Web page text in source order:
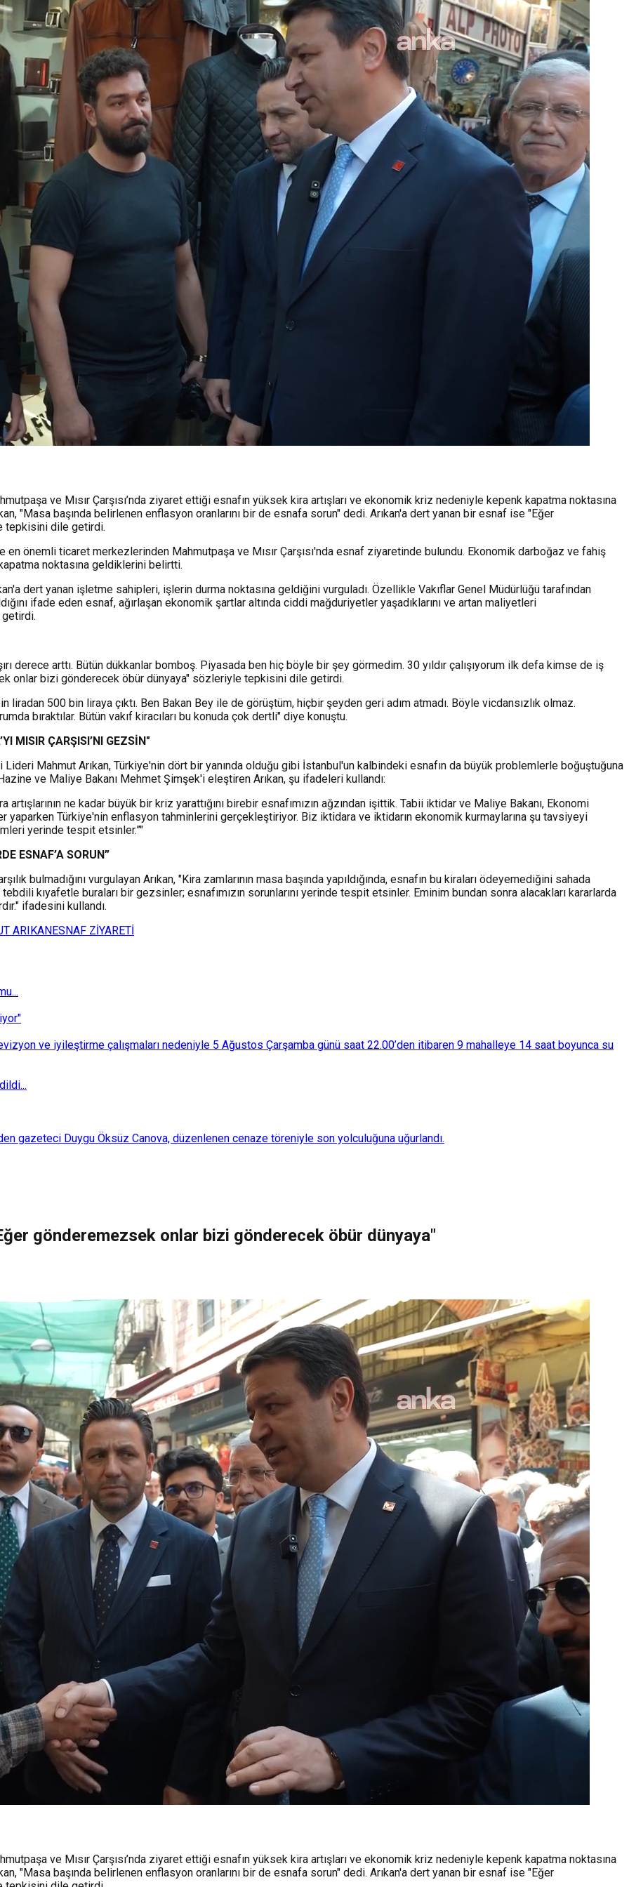
ve Mısır Çarşısı’nda ziyaret ettiği esnafın yüksek kira artışları ve ekonomik kriz nedeniyle kepenk kapatma noktasına
"Masa başında belirlenen enflasyon oranlarını bir de esnafa sorun" dedi. Arıkan'a dert yanan bir esnaf ise "Eğer
tepkisini dile getirdi.
en önemli ticaret merkezlerinden Mahmutpaşa ve Mısır Çarşısı'nda esnaf ziyaretinde bulundu. Ekonomik darboğaz ve fahiş
noktasına geldiklerini belirtti.
dert yanan işletme sahipleri, işlerin durma noktasına geldiğini vurguladı. Özellikle Vakıflar Genel Müdürlüğü tarafından
ifade eden esnaf, ağırlaşan ekonomik şartlar altında ciddi mağduriyetler yaşadıklarını ve artan maliyetleri
getirdi.
derece arttı. Bütün dükkanlar bomboş. Piyasada ben hiç böyle bir şey görmedim. 30 yıldır çalışıyorum ilk defa kimse de iş
onlar bizi gönderecek öbür dünyaya" sözleriyle tepkisini dile getirdi.
500 bin liraya çıktı. Ben Bakan Bey ile de görüştüm, hiçbir şeyden geri adım atmadı. Böyle vicdansızlık olmaz.
bıraktılar. Bütün vakıf kiracıları bu konuda çok dertli" diye konuştu.
MISIR ÇARŞISI’NI GEZSİN"
Mahmut Arıkan, Türkiye'nin dört bir yanında olduğu gibi İstanbul'un kalbindeki esnafın da büyük problemlerle boğuştuğuna
ve Maliye Bakanı Mehmet Şimşek'i eleştiren Arıkan, şu ifadeleri kullandı:
ne kadar büyük bir kriz yarattığını birebir esnafımızın ağzından işittik. Tabii iktidar ve Maliye Bakanı, Ekonomi
Türkiye'nin enflasyon tahminlerini gerçekleştiriyor. Biz iktidara ve iktidarın ekonomik kurmaylarına şu tavsiyeyi
yerinde tespit etsinler.”"
ESNAF’A SORUN”
bulmadığını vurgulayan Arıkan, "Kira zamlarının masa başında yapıldığında, esnafın bu kiraları ödeyemediğini sahada
kıyafetle buraları bir gezsinler; esnafımızın sorunlarını yerinde tespit etsinler. Eminim bundan sonra alacakları kararlarda
ifadesini kullandı.
ARIKANESNAF ZİYARETİ
ve iyileştirme çalışmaları nedeniyle 5 Ağustos Çarşamba günü saat 22.00’den itibaren 9 mahalleye 14 saat boyunca su
gazeteci Duygu Öksüz Canova, düzenlenen cenaze töreniyle son yolculuğuna uğurlandı.
gönderemezsek onlar bizi gönderecek öbür dünyaya"
ve Mısır Çarşısı’nda ziyaret ettiği esnafın yüksek kira artışları ve ekonomik kriz nedeniyle kepenk kapatma noktasına
"Masa başında belirlenen enflasyon oranlarını bir de esnafa sorun" dedi. Arıkan'a dert yanan bir esnaf ise "Eğer